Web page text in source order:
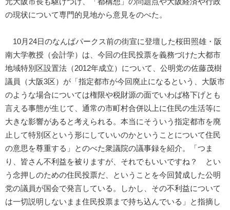
の現状について専門的見地から意見をのべた。
10月24日のなんばパークス前の街宣に登壇した桜田照雄・阪
南大学教授（会計学）は、今回の住民投票を義務づけた大都市
地域特別区設置法（2012年成立）について、公明党の佐藤茂樹
議員（大阪3区）が「指定都市が今回廃止になるという、大阪市
のような場合については権限や税財源の面でいわば格下げとも
言える事態が生じて、通常の市町村合併以上に住民の生活等に
大きな影響があると考えられる。本当にそういう指定都市を廃
止して特別区という形にしていいのかということについて住民
の意思を尊重する」とのべた衆議院の議事録を紹介。「つま
り、皆さん不利益を被りますが、それでもいいですね？ とい
う念押しのための住民投票だ、ということを今回賛成した公明
党の議員が国会で発言している。しかし、その不利益について
は一切説明しないまま住民投票まで持ち込んでいる」と指摘し